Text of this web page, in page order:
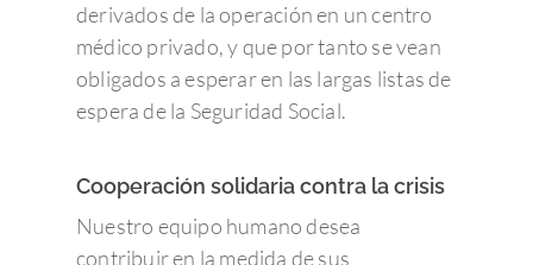
derivados de la operación en un centro
médico privado, y que por tanto se vean
obligados a esperar en las largas listas de
espera de la Seguridad Social.
Cooperación solidaria contra la crisis
Nuestro equipo humano desea
contribuir en la medida de sus